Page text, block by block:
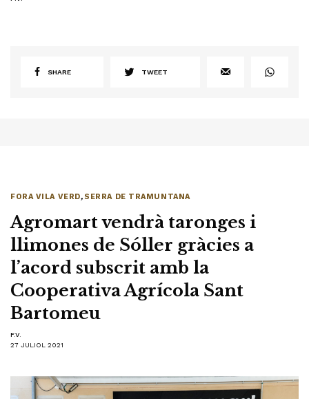
SHARE TWEET
FORA VILA VERD,SERRA DE TRAMUNTANA
Agromart vendrà taronges i
llimones de Sóller gràcies a
l’acord subscrit amb la
Cooperativa Agrícola Sant
Bartomeu
F.V.
27 JULIOL 2021